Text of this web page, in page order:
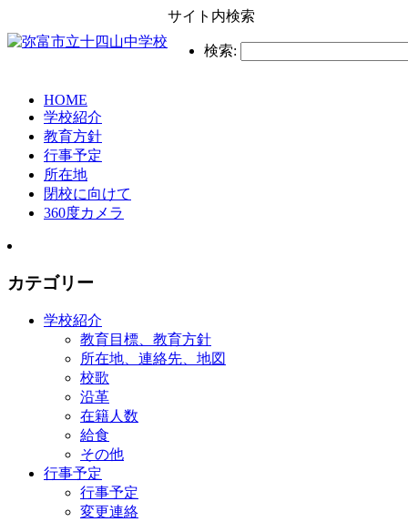
サイト内検索
検索:
HOME
学校紹介
教育方針
行事予定
所在地
閉校に向けて
360度カメラ
カテゴリー
学校紹介
教育目標、教育方針
所在地、連絡先、地図
校歌
沿革
在籍人数
給食
その他
行事予定
行事予定
変更連絡